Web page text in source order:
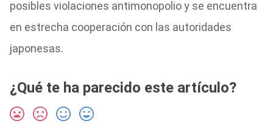
posibles violaciones antimonopolio y se encuentra
en estrecha cooperación con las autoridades
japonesas.
¿Qué te ha parecido este artículo?